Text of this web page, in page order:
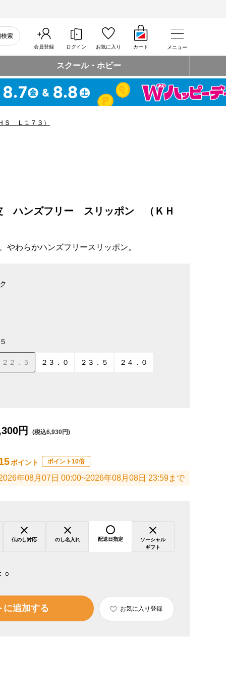
索
会員登録 ログイン お気に入り カート メニュー
スクール・ホビー
Ｌ１７３）
ンズフリー スリッポン （ＫＨ
やわらかハンズフリースリッポン。
２２．５ ２３．０ ２３．５ ２４．０
円 (税込6,930円)
ポイント ポイント10倍
年08月07日 00:00~2026年08月08日 23:59まで
仏のし対応 のし名入れ 配送日指定
ソーシャル
ギフト
○
に追加する お気に入り登録